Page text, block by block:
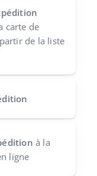
carte de
de la liste
à la
ligne